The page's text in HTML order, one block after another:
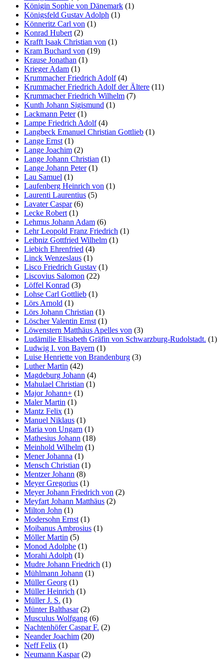
Königin Sophie von Dänemark (1)
Königsfeld Gustav Adolph (1)
Könneritz Carl von (1)
Konrad Hubert (2)
Krafft Isaak Christian von (1)
Kram Buchard von (19)
Krause Jonathan (1)
Krieger Adam (1)
Krummacher Friedrich Adolf(4)
Krummacher Friedrich Adolf der Ältere (11)
Krummacher Friedrich Wilhelm (7)
Kunth Johann Sigismund (1)
Lackmann Peter(1)
Lampe Friedrich Adolf(4)
Langbeck Emanuel Christian Gottlieb (1)
Lange Ernst (1)
Lange Joachim (2)
Lange Johann Christian (1)
Lange Johann Peter(1)
Lau Samuel (1)
Laufenberg Heinrich von (1)
Laurenti Laurentius (5)
Lavater Caspar(6)
Lecke Robert (1)
Lehmus Johann Adam (6)
Lehr Leopold Franz Friedrich (1)
Leibniz Gottfried Wilhelm (1)
Liebich Ehrenfried (4)
Linck Wenzeslaus (1)
Lisco Friedrich Gustav (1)
Liscovius Salomon (22)
Löffel Konrad (3)
Lohse Carl Gottlieb (1)
Lörs Arnold (1)
Lörs Johann Christian (1)
Löscher Valentin Ernst (1)
Löwenstern Matthäus Apelles von (3)
Ludämilie Elisabeth Gräfin von Schwarzburg-Rudolstadt. (1)
Ludwig I. von Bayern (1)
Luise Henriette von Brandenburg (3)
Luther Martin (42)
Magdeburg Johann (4)
Mahulael Christian (1)
Major Johann+ (1)
Maler Martin (1)
Mantz Felix (1)
Manuel Niklaus (1)
Maria von Ungarn (1)
Mathesius Johann (18)
Meinhold Wilhelm (1)
Mener Johanna (1)
Mensch Christian (1)
Mentzer Johann (8)
Meyer Gregorius (1)
Meyer Johann Friedrich von (2)
Meyfart Johann Matthäus (2)
Milton John (1)
Modersohn Ernst (1)
Moibanus Ambrosius (1)
Möller Martin (5)
Monod Adolphe (1)
Morahi Adolph (1)
Mudre Johann Friedrich (1)
Mühlmann Johann (1)
Müller Georg (1)
Müller Heinrich (1)
Müller J. S. (1)
Münter Balthasar(2)
Musculus Wolfgang (6)
Nachtenhöfer Caspar F. (2)
Neander Joachim (20)
Neff Felix (1)
Neumann Kaspar(2)